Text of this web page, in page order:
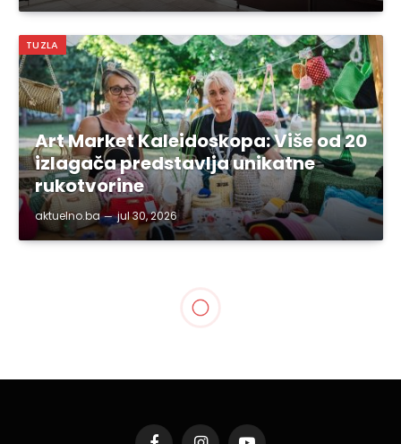
TUZLA
Art Market Kaleidoskopa: Više od 20
izlagača predstavlja unikatne
rukotvorine
aktuelno.ba jul 30, 2026